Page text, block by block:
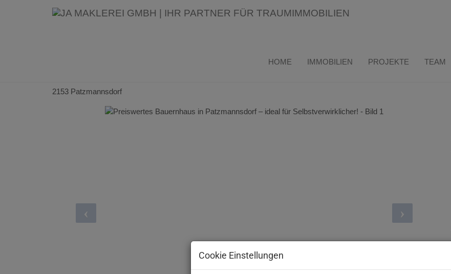
HOME IMMOBILIEN PROJEKTE TEAM
Preiswertes Bauernhaus in Patzmannsdorf – ideal für
2153 Patzmannsdorf
Cookie Einstellungen